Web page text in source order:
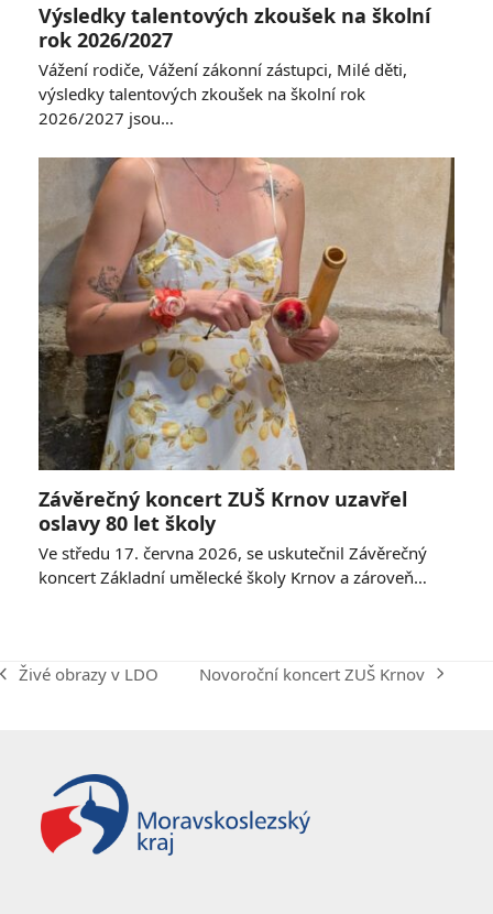
Výsledky talentových zkoušek na školní
rok 2026/2027
Vážení rodiče, Vážení zákonní zástupci, Milé děti,
výsledky talentových zkoušek na školní rok
2026/2027 jsou…
Závěrečný koncert ZUŠ Krnov uzavřel
oslavy 80 let školy
Ve středu 17. června 2026, se uskutečnil Závěrečný
koncert Základní umělecké školy Krnov a zároveň…
previous
Živé obrazy v LDO
next
Novoroční koncert ZUŠ Krnov